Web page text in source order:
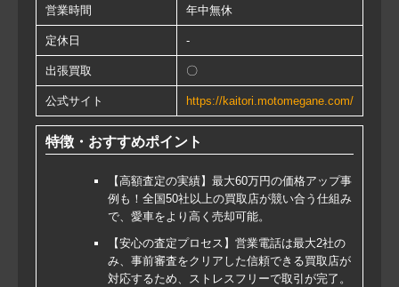
営業時間 年中無休
定休日 -
出張買取 〇
公式サイト https://kaitori.motomegane.com/
特徴・おすすめポイント
【高額査定の実績】最大60万円の価格アップ事
例も！全国50社以上の買取店が競い合う仕組み
で、愛車をより高く売却可能。
【安心の査定プロセス】営業電話は最大2社の
み、事前審査をクリアした信頼できる買取店が
対応するため、ストレスフリーで取引が完了。